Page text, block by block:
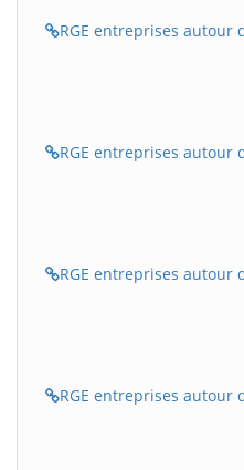
RGE entreprises autour
RGE entreprises autour
RGE entreprises autour
RGE entreprises autour